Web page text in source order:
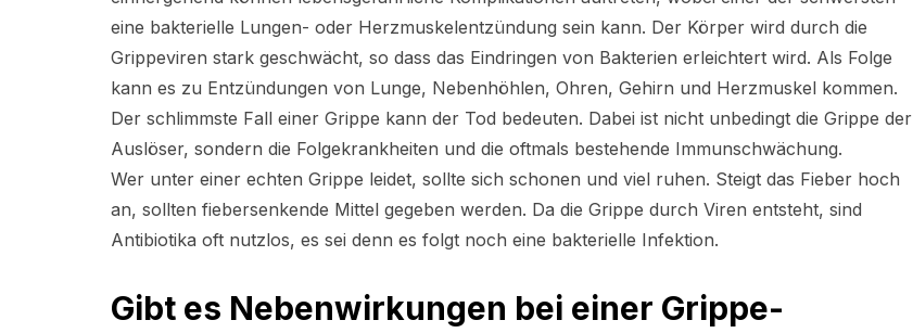
eine bakterielle Lungen- oder Herzmuskelentzündung sein kann. Der Körper wird durch die
Grippeviren stark geschwächt, so dass das Eindringen von Bakterien erleichtert wird. Als Folge
kann es zu Entzündungen von Lunge, Nebenhöhlen, Ohren, Gehirn und Herzmuskel kommen.
Der schlimmste Fall einer Grippe kann der Tod bedeuten. Dabei ist nicht unbedingt die Grippe der
Auslöser, sondern die Folgekrankheiten und die oftmals bestehende Immunschwächung.
Wer unter einer echten Grippe leidet, sollte sich schonen und viel ruhen. Steigt das Fieber hoch
an, sollten fiebersenkende Mittel gegeben werden. Da die Grippe durch Viren entsteht, sind
Antibiotika oft nutzlos, es sei denn es folgt noch eine bakterielle Infektion.
Gibt es Nebenwirkungen bei einer Grippe-